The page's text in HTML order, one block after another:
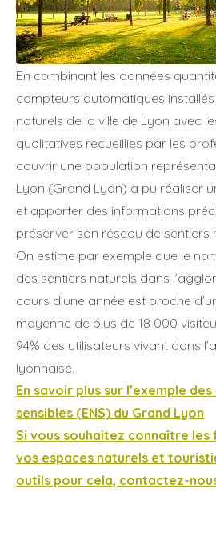
En combinant les données
compteurs automatiques
naturels de la ville de Lyon avec
qualitatives recueillies par les
couvrir une population
Lyon (Grand Lyon) a pu réaliser
et apporter des informations
préserver son réseau de sentiers
On estime par exemple que le
des sentiers naturels dans
cours d’une année est proche
moyenne de plus de 18 000
94% des utilisateurs vivant dans
lyonnaise.
En savoir plus sur l’exemple
sensibles (ENS) du Grand Lyon
Si vous souhaitez connaître
vos espaces naturels et
outils pour cela, contactez-